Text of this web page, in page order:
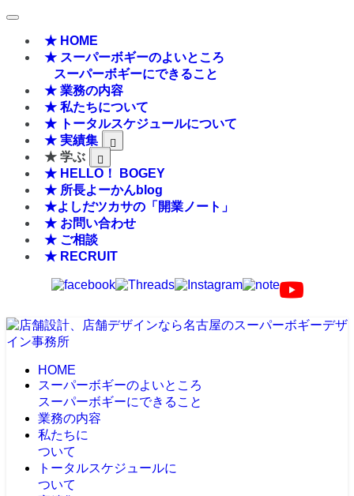
★ HOME
★ スーパーボギーのよいところ
スーパーボギーにできること
★ 業務の内容
★ 私たちについて
★ トータルスケジュールについて
★ 実績集
★ 学ぶ
★ HELLO！ BOGEY
★ 所長よーかんblog
★よしだツカサの「開業ノート」
★ お問い合わせ
★ ご相談
★ RECRUIT
HOME
スーパーボギーのよいところ
スーパーボギーにできること
業務の内容
私たちに
ついて
トータルスケジュールに
ついて